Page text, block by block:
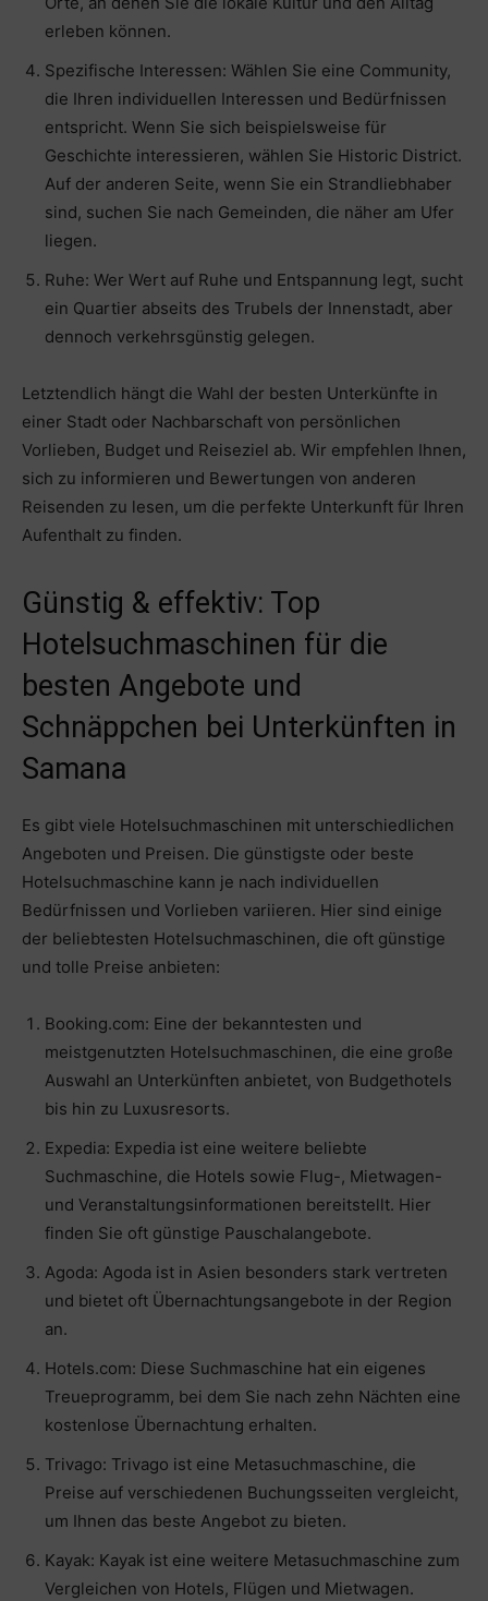
erleben können.
Spezifische Interessen: Wählen Sie eine Community,
die Ihren individuellen Interessen und Bedürfnissen
entspricht. Wenn Sie sich beispielsweise für
Geschichte interessieren, wählen Sie Historic District.
Auf der anderen Seite, wenn Sie ein Strandliebhaber
sind, suchen Sie nach Gemeinden, die näher am Ufer
liegen.
Ruhe: Wer Wert auf Ruhe und Entspannung legt, sucht
ein Quartier abseits des Trubels der Innenstadt, aber
dennoch verkehrsgünstig gelegen.
Letztendlich hängt die Wahl der besten Unterkünfte in
einer Stadt oder Nachbarschaft von persönlichen
Vorlieben, Budget und Reiseziel ab. Wir empfehlen Ihnen,
sich zu informieren und Bewertungen von anderen
Reisenden zu lesen, um die perfekte Unterkunft für Ihren
Aufenthalt zu finden.
Günstig & effektiv: Top
Hotelsuchmaschinen für die
besten Angebote und
Schnäppchen bei Unterkünften in
Samana
Es gibt viele Hotelsuchmaschinen mit unterschiedlichen
Angeboten und Preisen. Die günstigste oder beste
Hotelsuchmaschine kann je nach individuellen
Bedürfnissen und Vorlieben variieren. Hier sind einige
der beliebtesten Hotelsuchmaschinen, die oft günstige
und tolle Preise anbieten:
Booking.com: Eine der bekanntesten und
meistgenutzten Hotelsuchmaschinen, die eine große
Auswahl an Unterkünften anbietet, von Budgethotels
bis hin zu Luxusresorts.
Expedia: Expedia ist eine weitere beliebte
Suchmaschine, die Hotels sowie Flug-, Mietwagen-
und Veranstaltungsinformationen bereitstellt. Hier
finden Sie oft günstige Pauschalangebote.
Agoda: Agoda ist in Asien besonders stark vertreten
und bietet oft Übernachtungsangebote in der Region
an.
Hotels.com: Diese Suchmaschine hat ein eigenes
Treueprogramm, bei dem Sie nach zehn Nächten eine
kostenlose Übernachtung erhalten.
Trivago: Trivago ist eine Metasuchmaschine, die
Preise auf verschiedenen Buchungsseiten vergleicht,
um Ihnen das beste Angebot zu bieten.
Kayak: Kayak ist eine weitere Metasuchmaschine zum
Vergleichen von Hotels, Flügen und Mietwagen.